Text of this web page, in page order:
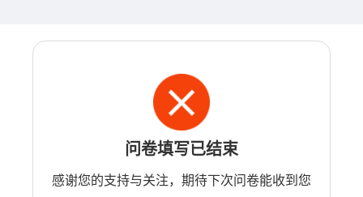
问卷填写已结束
感谢您的支持与关注，期待下次问卷能收到您